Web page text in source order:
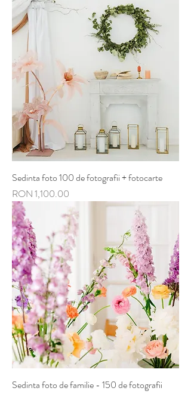
Sedinta foto 100 de fotografii + fotocarte
Price
RON 1,100.00
Sedinta foto de familie - 150 de fotografii